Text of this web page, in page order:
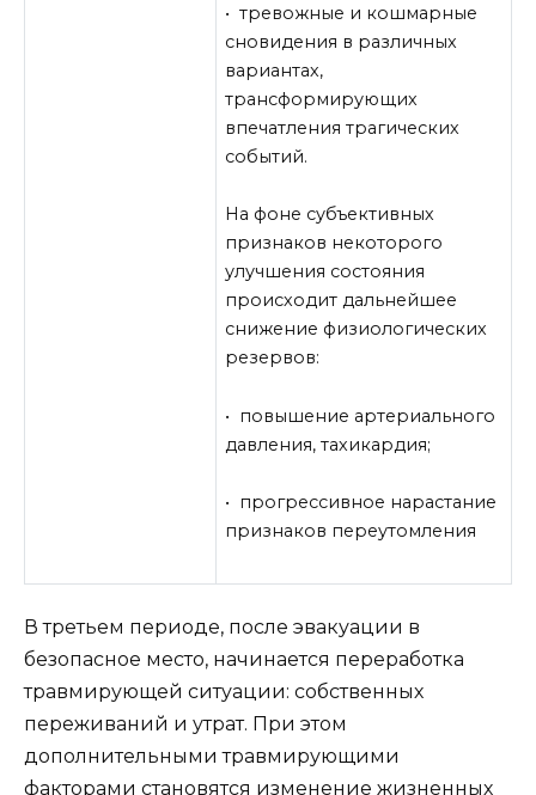
• тревожные и кошмарные
сновидения в различных
вариантах,
трансформирующих
впечатления трагических
событий.
На фоне субъективных
признаков некоторого
улучшения состояния
происходит дальнейшее
снижение физиологических
резервов:
• повышение артериального
давления, тахикардия;
• прогрессивное нарастание
признаков переутомления
В третьем периоде, после эвакуации в
безопасное место, начинается переработка
травмирующей ситуации: собственных
переживаний и утрат. При этом
дополнительными травмирующими
факторами становятся изменение жизненных